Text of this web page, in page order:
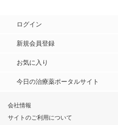
ログイン
新規会員登録
お気に入り
今日の治療薬ポータルサイト
会社情報
サイトのご利用について